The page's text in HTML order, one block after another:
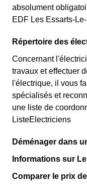
absolument
EDF Les Essarts-
Répertoire des
Concernant
travaux et effectuer
l'électrique, il vous
spécialisés et
une liste de
ListeElectriciens
Déménager dans
Informations sur
Comparer le prix